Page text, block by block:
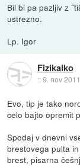
Bil bi pa pazljiv z
ustrezno.
Lp. Igor
Fizikalko
::9. nov
Evo, tip je tako
celo bajto opremit
Spodaj v dnevni
brestovega pulta
brest, pisarna